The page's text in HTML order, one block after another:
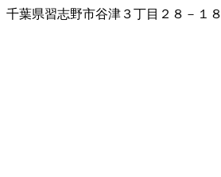
千葉県習志野市谷津３丁目２８－１８